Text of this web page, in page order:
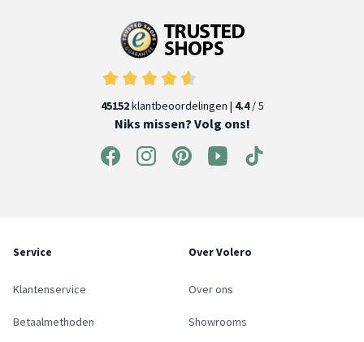
45152klantbeoordelingen | 4.4/ 5
Niks missen? Volg ons!
Service
Klantenservice
Betaalmethoden
Over Volero
Over ons
Showrooms